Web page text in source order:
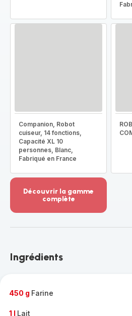
Companion, Robot
cuiseur, 14 fonctions,
Capacité XL 10
personnes, Blanc,
Fabriqué en France
Découvrir la gamme
complète
-
gamme
Ingrédients
450 g Farine
1 l Lait